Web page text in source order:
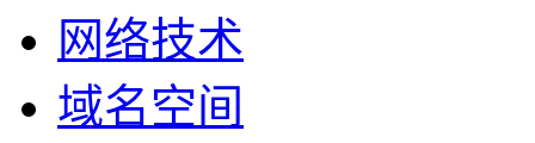
网络技术
域名空间